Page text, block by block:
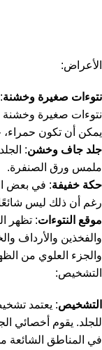
الأعراض:
نتوءات صغيرة وخشنة
نتوءات صغيرة وخشنة
يمكن أن تكون
جلد جاف وخشن:
ملمس ورق الصنفرة.
حكة خفيفة: في بعض
رغم أن ذلك ليس
موقع النتوءات: تظهر
والفخذين والأرداف
والجزء العلوي من
التشخيص:
التشخيص: يعتمد
للجلد. يقوم أخصائي
في المناطق الشائعة